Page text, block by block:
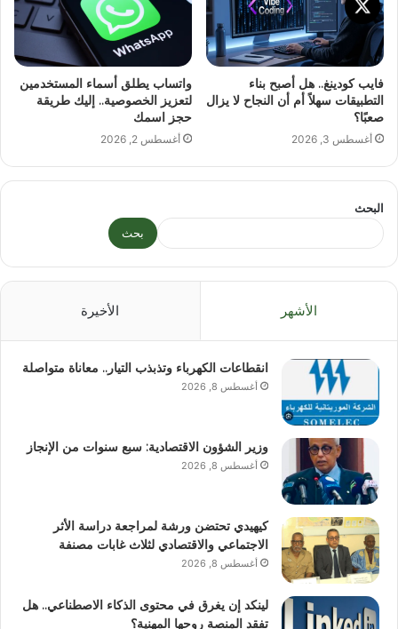
فايب كودينغ.. هل أصبح بناء
التطبيقات سهلاً أم أن النجاح لا يزال
صعبًا؟
أغسطس 3, 2026
واتساب يطلق أسماء المستخدمين
لتعزيز الخصوصية.. إليك طريقة
حجز اسمك
أغسطس 2, 2026
البحث
بحث
الأشهر الأخيرة
انقطاعات الكهرباء وتذبذب التيار.. معاناة متواصلة
أغسطس 8, 2026
وزير الشؤون الاقتصادية: سبع سنوات من الإنجاز
أغسطس 8, 2026
كيهيدي تحتضن ورشة لمراجعة دراسة الأثر
الاجتماعي والاقتصادي لثلاث غابات مصنفة
أغسطس 8, 2026
لينكد إن يغرق في محتوى الذكاء الاصطناعي.. هل
تفقد المنصة روحها المهنية؟